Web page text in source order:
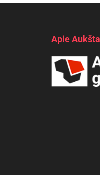
Apie